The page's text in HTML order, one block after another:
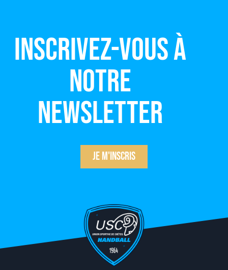
Inscrivez-vous à
notre
newsletter
Je m'inscris